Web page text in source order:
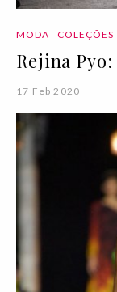
MODA COLEÇÕES
Rejina
17 Feb 2020